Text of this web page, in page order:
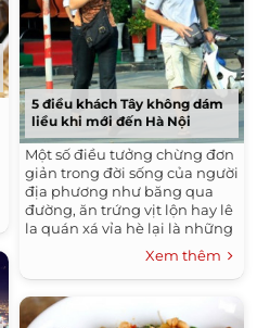
5 điều khách Tây không dám
liều khi mới đến Hà Nội
Một số điều tưởng chừng đơn
giản trong đời sống của người
địa phương như băng qua
đường, ăn trứng vịt lộn hay lê
la quán xá vỉa hè lại là những
khó khăn đối với các du
Xem thêm